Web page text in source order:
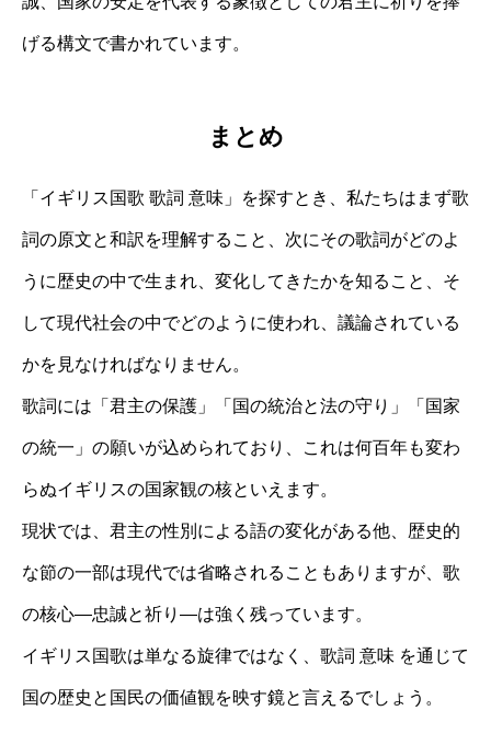
げる構文で書かれています。
まとめ
「イギリス国歌 歌詞 意味」を探すとき、私たちはまず歌
詞の原文と和訳を理解すること、次にその歌詞がどのよ
うに歴史の中で生まれ、変化してきたかを知ること、そ
して現代社会の中でどのように使われ、議論されている
かを見なければなりません。
歌詞には「君主の保護」「国の統治と法の守り」「国家
の統一」の願いが込められており、これは何百年も変わ
らぬイギリスの国家観の核といえます。
現状では、君主の性別による語の変化がある他、歴史的
な節の一部は現代では省略されることもありますが、歌
の核心―忠誠と祈り―は強く残っています。
イギリス国歌は単なる旋律ではなく、歌詞 意味 を通じて
国の歴史と国民の価値観を映す鏡と言えるでしょう。